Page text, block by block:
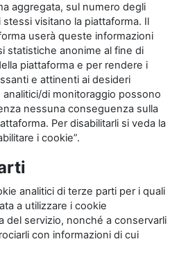
aggregata, sul numero degli
visitano la piattaforma. Il
userà queste informazioni
statistiche anonime al fine di
piattaforma e per rendere i
e attinenti ai desideri
analitici/di monitoraggio possono
nessuna conseguenza sulla
Per disabilitarli si veda la
i cookie”.
analitici di terze parti per i quali
a utilizzare i cookie
del servizio, nonché a conservarli
con informazioni di cui